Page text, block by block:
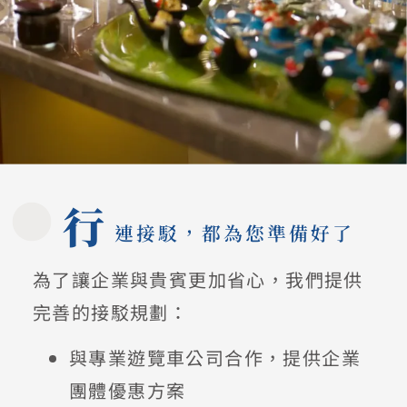
行 連接駁，都為您準備好了
為了讓企業與貴賓更加省心，我們提供
完善的接駁規劃：
與專業遊覽車公司合作，提供企業
團體優惠方案